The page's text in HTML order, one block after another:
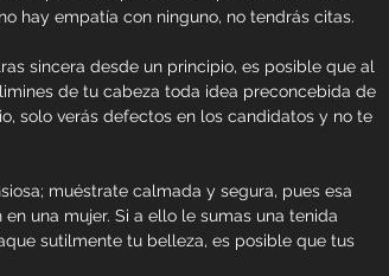
hay empatía con ninguno, no tendrás citas.
sincera desde un principio, es posible que al
de tu cabeza toda idea preconcebida de
solo verás defectos en los candidatos y no te
muéstrate calmada y segura, pues esa
una mujer. Si a ello le sumas una tenida
sutilmente tu belleza, es posible que tus